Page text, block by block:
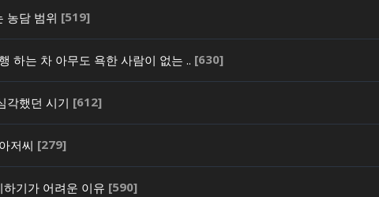
농담 범위 [519]
하는 차 아무도 욕한 사람이 없는 .. [630]
각했던 시기 [612]
저씨 [279]
기가 어려운 이유 [590]